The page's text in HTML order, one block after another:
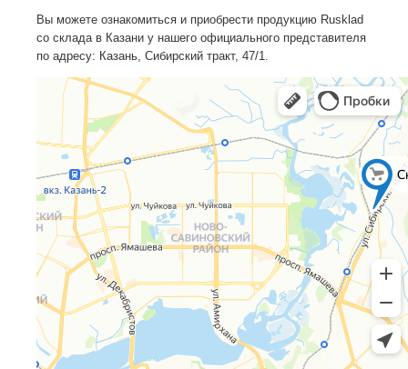
Вы можете ознакомиться и приобрести продукцию Rusklad
со склада в Казани у нашего официального представителя
по адресу: Казань, Сибирский тракт, 47/1.